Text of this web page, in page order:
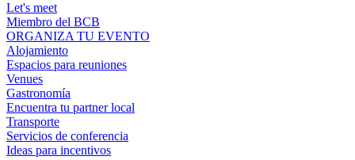
Let's meet
Miembro del BCB
ORGANIZA TU EVENTO
Alojamiento
Espacios para reuniones
Venues
Gastronomía
Encuentra tu partner local
Transporte
Servicios de conferencia
Ideas para incentivos